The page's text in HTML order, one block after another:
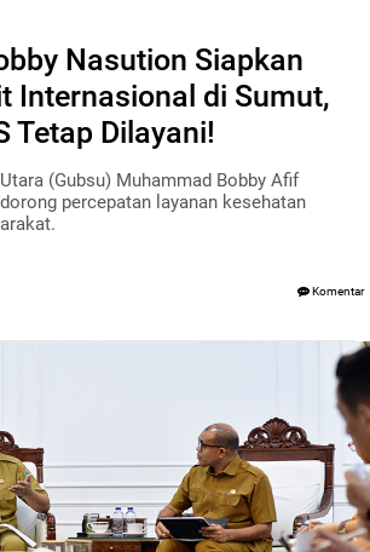
Nasution Siapkan
Internasional di Sumut,
Tetap Dilayani!
(Gubsu) Muhammad Bobby Afif
percepatan layanan kesehatan
Komentar